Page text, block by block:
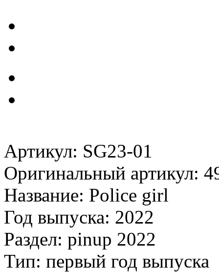
Артикул: SG23-01
Оригинальный артикул:
Название: Police girl
Год выпуска: 2022
Раздел: pinup 2022
Тип: первый год выпуска